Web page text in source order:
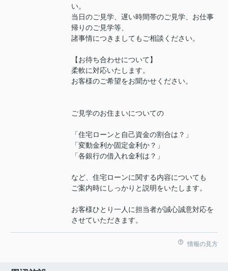
い。
当日のご見学、遅い時間帯のご見学、お仕事
帰りのご見学等、
諸事情につきましてもご相談ください。
【お待ち合わせについて】
柔軟に対応いたします。
お客様のご希望をお聞かせください。
ご見学のお住まいについての
「住宅ローンと自己資金の割合は？」
「変動金利か固定金利か？」
「各銀行の借入れ金利は？」
など、住宅ローンに関する内容についても
ご案内時にしっかりと説明をいたします。
お客様ひとり一人に担当者が誠心誠意対応を
させていただきます。
情報の見方